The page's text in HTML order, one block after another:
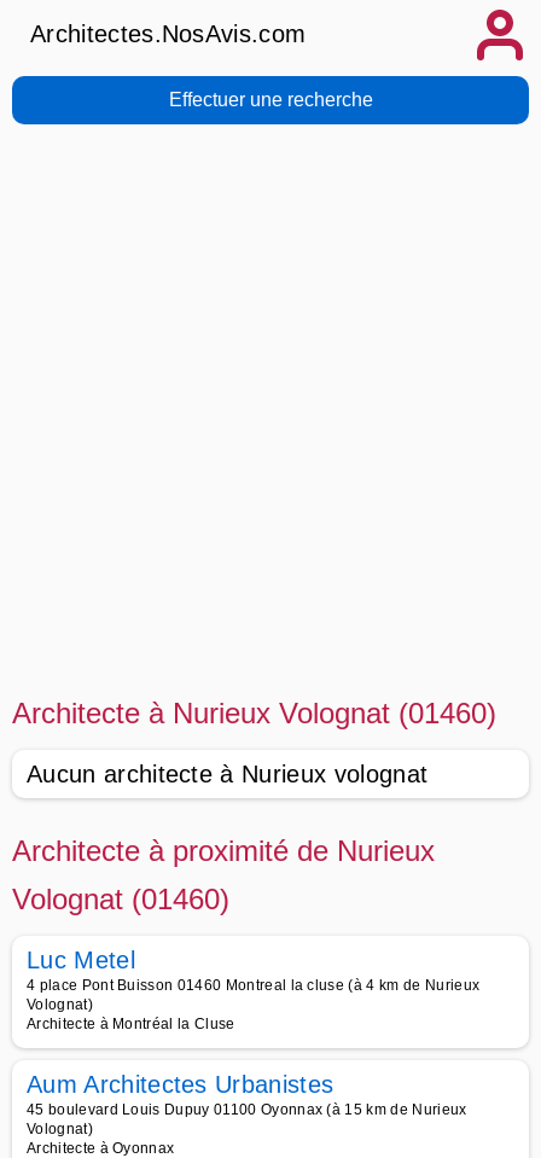
Architectes.NosAvis.com
Effectuer une recherche
Architecte à Nurieux Volognat (01460)
Aucun architecte à Nurieux volognat
Architecte à proximité de Nurieux
Volognat (01460)
Luc Metel
4 place Pont Buisson 01460 Montreal la cluse (à 4 km de Nurieux
Volognat)
Architecte à Montréal la Cluse
Aum Architectes Urbanistes
45 boulevard Louis Dupuy 01100 Oyonnax (à 15 km de Nurieux
Volognat)
Architecte à Oyonnax